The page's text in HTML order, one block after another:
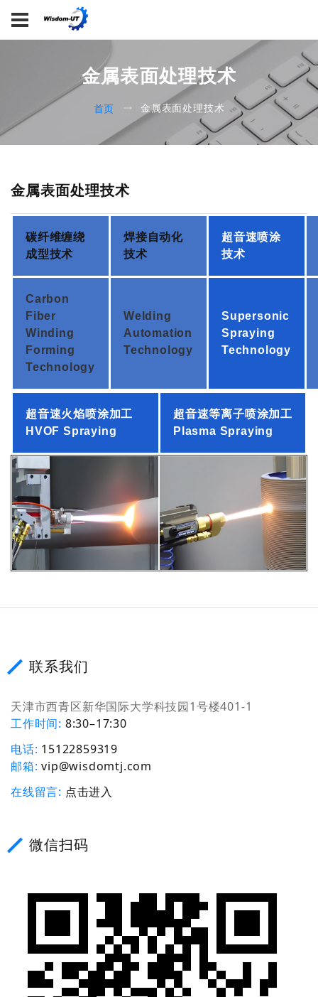
金属表面处理技术
首页 金属表面处理技术
金属表面处理技术
碳纤维缠绕
成型技术
焊接自动化
技术
超音速喷涂
技术
Carbon
Fiber
Winding
Forming
Technology
Welding
Automation
Technology
Supersonic
Spraying
Technology
超音速火焰喷涂加工
HVOF Spraying
超音速等离子喷涂加工
Plasma Spraying
联系我们
天津市西青区新华国际大学科技园1号楼401-1
工作时间 8:30–17:30
电话 15122859319
邮箱 vip@wisdomtj.com
在线留言 点击进入
微信扫码